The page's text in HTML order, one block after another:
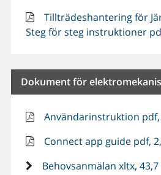
Tillträdeshantering för
Steg för steg instruktioner
Dokument för
Användarinstruktion pdf,
Connect app guide pdf,
Behovsanmälan xltx, 43,7